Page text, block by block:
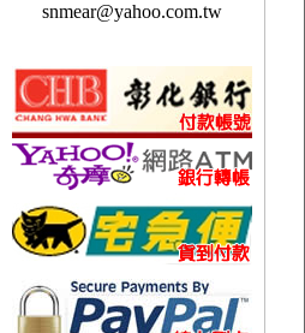
snmear@yahoo.com.tw